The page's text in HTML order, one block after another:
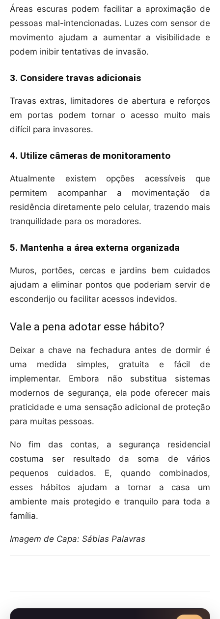
Áreas escuras podem facilitar a aproximação de
pessoas mal-intencionadas. Luzes com sensor de
movimento ajudam a aumentar a visibilidade e
podem inibir tentativas de invasão.
3. Considere travas adicionais
Travas extras, limitadores de abertura e reforços
em portas podem tornar o acesso muito mais
difícil para invasores.
4. Utilize câmeras de monitoramento
Atualmente existem opções acessíveis que
permitem acompanhar a movimentação da
residência diretamente pelo celular, trazendo mais
tranquilidade para os moradores.
5. Mantenha a área externa organizada
Muros, portões, cercas e jardins bem cuidados
ajudam a eliminar pontos que poderiam servir de
esconderijo ou facilitar acessos indevidos.
Vale a pena adotar esse hábito?
Deixar a chave na fechadura antes de dormir é
uma medida simples, gratuita e fácil de
implementar. Embora não substitua sistemas
modernos de segurança, ela pode oferecer mais
praticidade e uma sensação adicional de proteção
para muitas pessoas.
No fim das contas, a segurança residencial
costuma ser resultado da soma de vários
pequenos cuidados. E, quando combinados,
esses hábitos ajudam a tornar a casa um
ambiente mais protegido e tranquilo para toda a
família.
Imagem de Capa: Sábias Palavras